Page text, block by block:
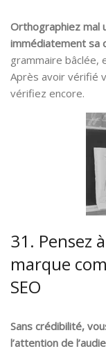
Orthographiez mal
immédiatement sa
grammaire bâclée,
Après avoir vérifié
vérifiez encore.
31. Pensez
marque
SEO
Sans crédibilité,
l’attention de